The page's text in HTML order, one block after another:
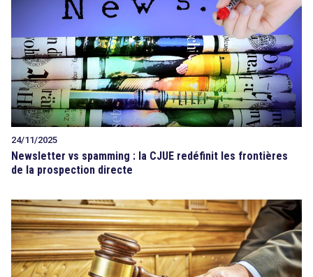
24/11/2025
Newsletter vs spamming : la CJUE redéfinit les frontières
de la prospection directe